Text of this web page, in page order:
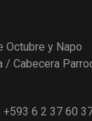
Octubre y Napo
/ Cabecera
+593 6 2 37 60